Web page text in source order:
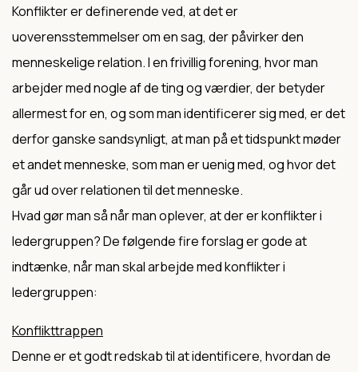
Konflikter er definerende ved, at det er
uoverensstemmelser om en sag, der påvirker den
menneskelige relation. I en frivillig forening, hvor man
arbejder med nogle af de ting og værdier, der betyder
allermest for en, og som man identificerer sig med, er det
derfor ganske sandsynligt, at man på et tidspunkt møder
et andet menneske, som man er uenig med, og hvor det
går ud over relationen til det menneske.
Hvad gør man så når man oplever, at der er konflikter i
ledergruppen? De følgende fire forslag er gode at
indtænke, når man skal arbejde med konflikter i
ledergruppen:
Konflikttrappen
Denne er et godt redskab til at identificere, hvordan de